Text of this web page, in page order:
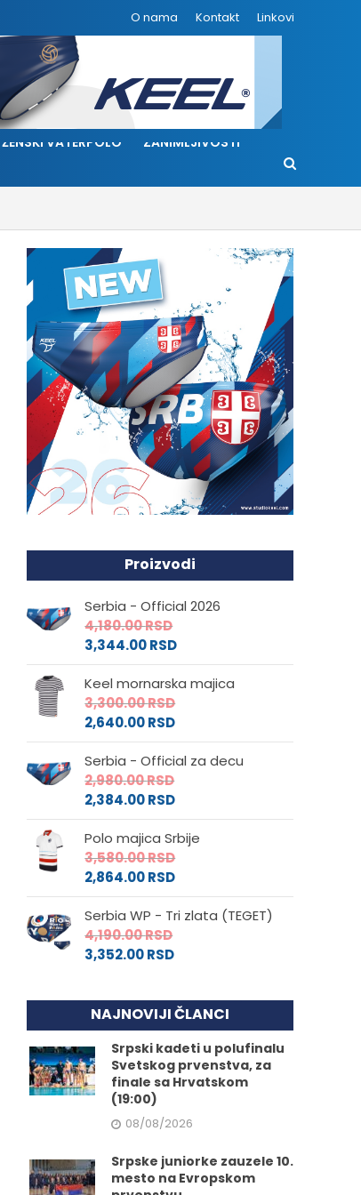
O nama Kontakt Linkovi
ŽENSKI VATERPOLO ZANIMLJIVOSTI
Proizvodi
Serbia - Official 2026
4,180.00RSD
3,344.00RSD
Keel mornarska majica
3,300.00RSD
2,640.00RSD
Serbia - Official za decu
2,980.00RSD
2,384.00RSD
Polo majica Srbije
3,580.00RSD
2,864.00RSD
Serbia WP - Tri zlata (TEGET)
4,190.00RSD
3,352.00RSD
NAJNOVIJI ČLANCI
Srpski kadeti u polufinalu
Svetskog prvenstva, za
finale sa Hrvatskom
(19:00)
08/08/2026
Srpske juniorke zauzele 10.
mesto na Evropskom